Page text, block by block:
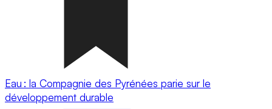
Eau : la Compagnie des Pyrénées parie sur le
développement durable